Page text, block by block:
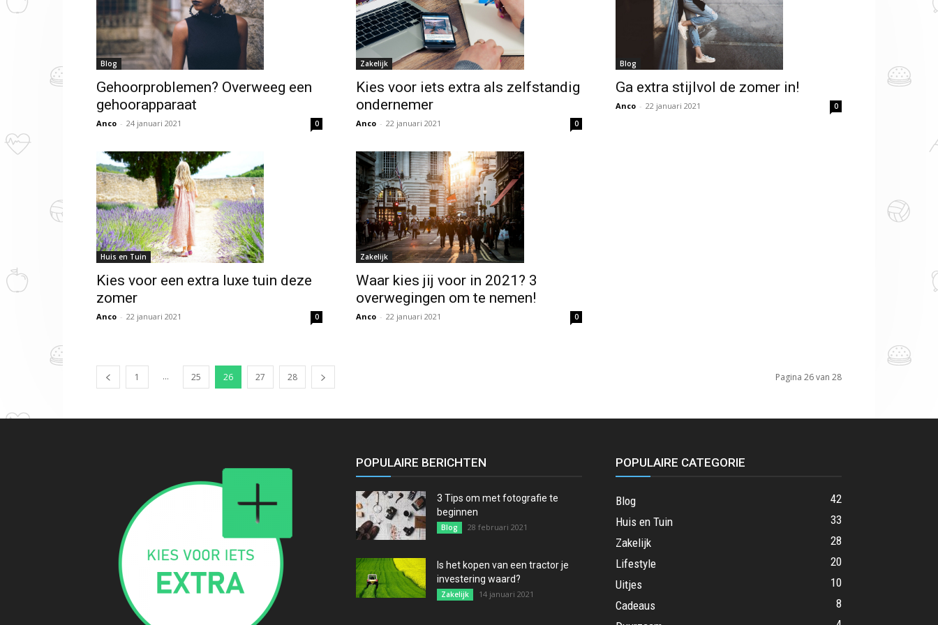
voor
iets
Blog
Gehoorproblemen? Overweeg een
gehoorapparaat
Anco - 24 januari 2021 0
Zakelijk
Kies voor iets extra als zelfstandig
ondernemer
Anco - 22 januari 2021 0
Blog
Ga extra stijlvol de zomer in!
Anco - 22 januari 2021 0
Huis en Tuin
Kies voor een extra luxe tuin deze
zomer
Anco - 22 januari 2021 0
Zakelijk
Waar kies jij voor in 2021? 3
overwegingen om te nemen!
Anco - 22 januari 2021 0
1 ... 25 26 27 28 Pagina 26 van 28
POPULAIRE BERICHTEN
3 Tips om met fotografie te
beginnen
Blog 28 februari 2021
Is het kopen van een tractor je
investering waard?
Zakelijk 14 januari 2021
POPULAIRE CATEGORIE
Blog
42
Huis en Tuin
33
Zakelijk
28
Lifestyle
20
Uitjes
10
Cadeaus
8